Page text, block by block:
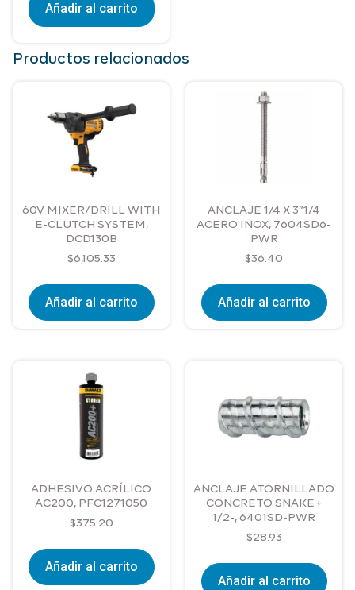
Añadir al carrito
Productos relacionados
60V MIXER/DRILL WITH
E-CLUTCH SYSTEM,
DCD130B
$6,105.33
Añadir al carrito
ANCLAJE 1/4 X 3”1/4
ACERO INOX, 7604SD6-
PWR
$36.40
Añadir al carrito
ADHESIVO ACRÍLICO
AC200, PFC1271050
$375.20
Añadir al carrito
ANCLAJE ATORNILLADO
CONCRETO SNAKE+
1/2-, 6401SD-PWR
$28.93
Añadir al carrito